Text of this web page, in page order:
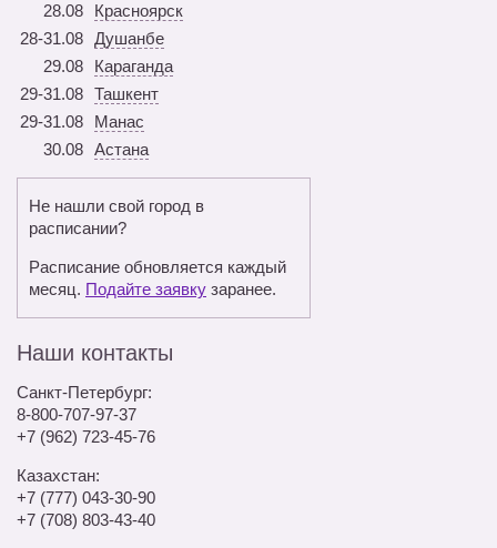
28.08
Красноярск
28-31.08 Душанбе
29.08
Караганда
29-31.08 Ташкент
29-31.08
Манас
30.08 Астана
Не нашли свой город в
расписании?
Расписание обновляется каждый
месяц. Подайте заявку заранее.
Наши контакты
Санкт-Петербург:
8-800-707-97-37
+7 (962) 723-45-76
Казахстан:
+7 (777) 043-30-90
+7 (708) 803-43-40